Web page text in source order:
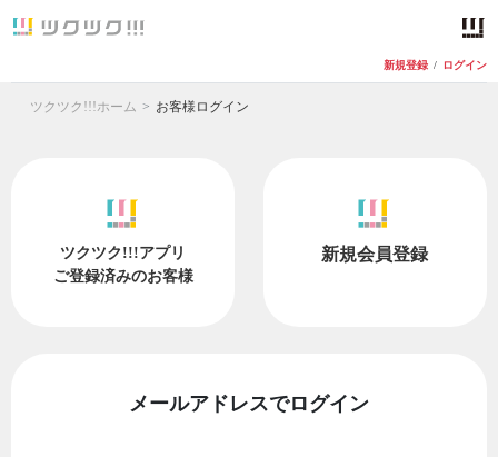
新規登録 / ログイン
ツクツク!!!ホーム お客様ログイン
ツクツク!!!アプリ
ご登録済みのお客様
新規会員登録
メールアドレスでログイン